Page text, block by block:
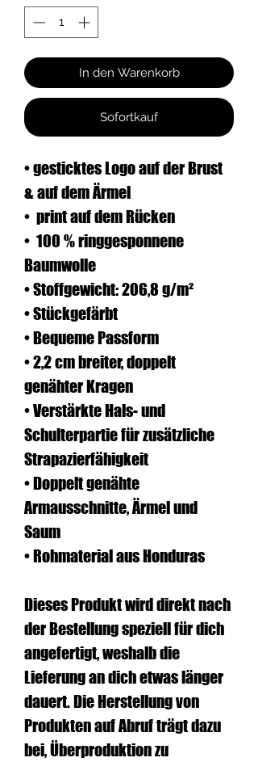
In den Warenkorb
Sofortkauf
• gesticktes Logo auf der Brust
& auf dem Ärmel
•  print auf dem Rücken
•  100 % ringgesponnene
Baumwolle
• Stoffgewicht: 206,8 g/m²
• Stückgefärbt
• Bequeme Passform
• 2,2 cm breiter, doppelt
genähter Kragen
• Verstärkte Hals- und
Schulterpartie für zusätzliche
Strapazierfähigkeit
• Doppelt genähte
Armausschnitte, Ärmel und
Saum
• Rohmaterial aus Honduras
Dieses Produkt wird direkt nach
der Bestellung speziell für dich
angefertigt, weshalb die
Lieferung an dich etwas länger
dauert. Die Herstellung von
Produkten auf Abruf trägt dazu
bei, Überproduktion zu